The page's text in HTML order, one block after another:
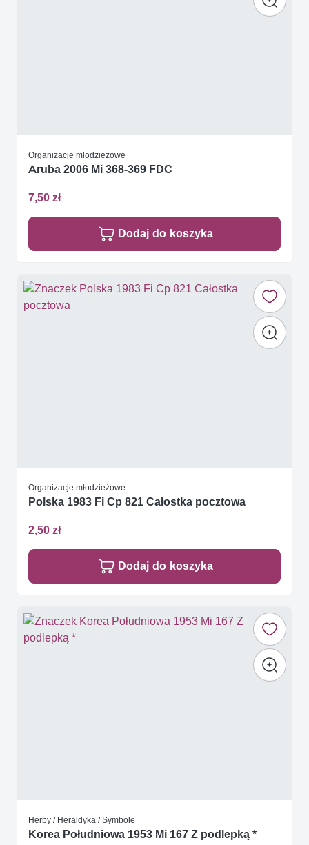
Organizacje młodzieżowe
Aruba 2006 Mi 368-369 FDC
7,50 zł
Dodaj do koszyka
Organizacje młodzieżowe
Polska 1983 Fi Cp 821 Całostka pocztowa
2,50 zł
Dodaj do koszyka
Herby / Heraldyka / Symbole
Korea Południowa 1953 Mi 167 Z podlepką *